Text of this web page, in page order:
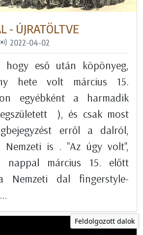
- ÚJRATÖLTVE
2022-04-02
hogy eső után köpönyeg,
hete volt március 15.
egyébként a harmadik
), és csak most
erről a dalról,
Nemzeti is . "Az úgy volt",
nappal március 15. előtt
dal fingerstyle-
Feldolgozott dalok